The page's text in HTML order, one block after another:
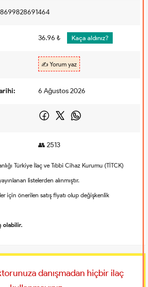
8699828691464
36.96 ₺ Kaça aldınız?
✍️ Yorum yaz
6 Ağustos 2026
👥 2513
Türkiye İlaç ve Tıbbi Cihaz Kurumu (TİTCK)
listelerden alınmıştır.
için önerilen satış fiyatı olup değişkenlik
olabilir.
danışmadan hiçbir ilaç